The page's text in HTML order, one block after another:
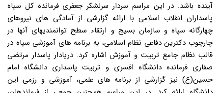
آینده باشد. در این مراسم سردار سرلشکر جعفری فرمانده کل سپاه
پاسداران انقلاب اسلامی با ارائه گزارشی از آمادگی های نیروهای
چهارگانه سپاه و سازمان بسیج و ارتقاء سطح توانمندیهای آنها در
چارچوب دکترین دفاعی نظام اسلامی، به برنامه های آموزشی سپاه در
قالب نظام جامع تربیت و آموزش اشاره کرد. دریادار پاسدار مرتضی
صفاری فرمانده دانشگاه افسری و تربیت پاسداری دانشگاه امام
حسین(ع) نیز گزارشی از برنامه های علمی، آموزشی و رزمی این